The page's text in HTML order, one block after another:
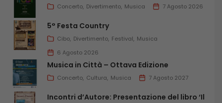
Concerto Divertimento Musica 7 Agosto 2026
5° Festa Country
Cibo Divertimento Festival Musica
6 Agosto 2026
Musica in Città – Ottava Edizione
Concerto Cultura Musica 7 Agosto 2027
Incontri d’Autore: Presentazione del libro ‘Il